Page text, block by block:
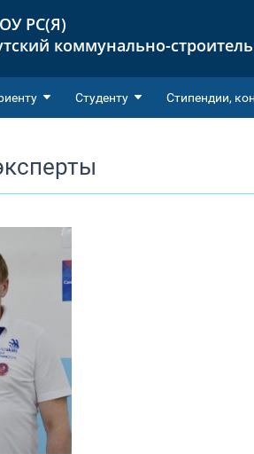
РС(Я)
коммунально-
Студенту Cтипендии,